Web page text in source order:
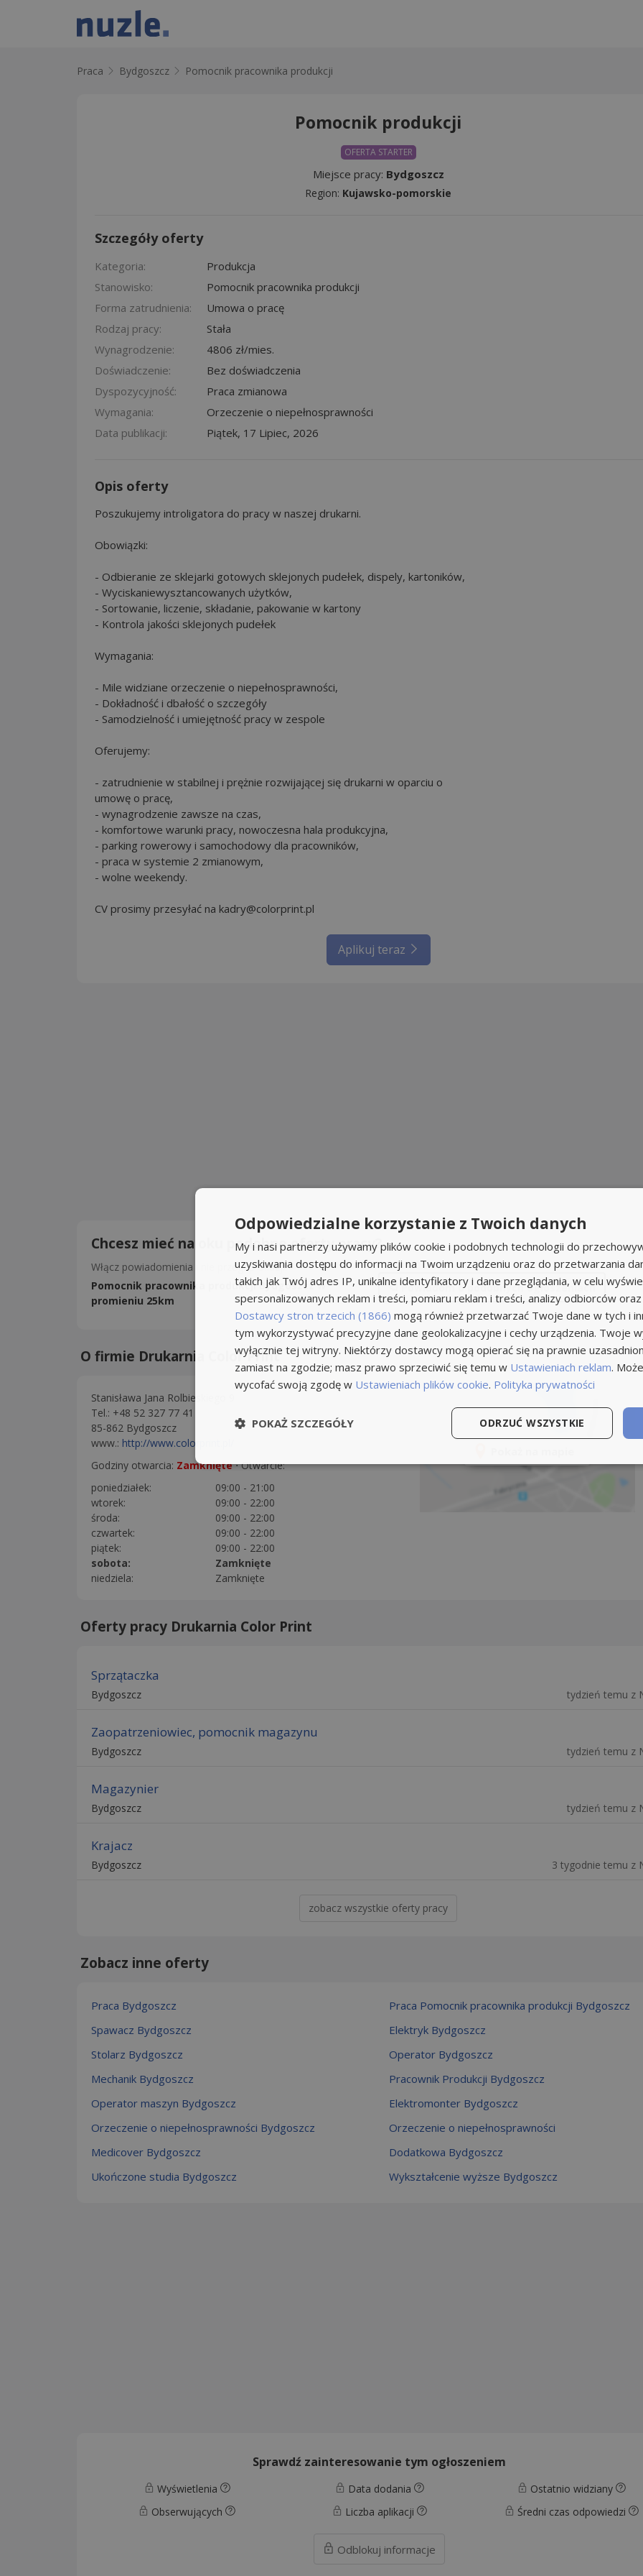
Praca Bydgoszcz Pomocnik pracownika produkcji
Pomocnik produkcji
OFERTA STARTER
Miejsce pracy: Bydgoszcz
Region: Kujawsko-pomorskie
Szczegóły oferty
Kategoria:
Produkcja
Stanowisko:
Pomocnik pracownika produkcji
Forma zatrudnienia:
Umowa o pracę
Rodzaj pracy:
Stała
Wynagrodzenie:
4806 zł/mies.
Doświadczenie:
Bez doświadczenia
Dyspozycyjność:
Praca zmianowa
Wymagania:
Orzeczenie o niepełnosprawności
Data publikacji:
Piątek, 17 Lipiec, 2026
Opis oferty
Poszukujemy introligatora do pracy w naszej drukarni.
Obowiązki:
- Odbieranie ze sklejarki gotowych sklejonych pudełek, dispely, kartoników,
- Wyciskaniewysztancowanych użytków,
- Sortowanie, liczenie, składanie, pakowanie w kartony
- Kontrola jakości sklejonych pudełek
Wymagania:
- Mile widziane orzeczenie o niepełnosprawności,
- Dokładność i dbałość o szczegóły
- Samodzielność i umiejętność pracy w zespole
Oferujemy:
- zatrudnienie w stabilnej i prężnie rozwijającej się drukarni w oparciu o
umowę o pracę,
- wynagrodzenie zawsze na czas,
- komfortowe warunki pracy, nowoczesna hala produkcyjna,
- parking rowerowy i samochodowy dla pracowników,
- praca w systemie 2 zmianowym,
- wolne weekendy.
CV prosimy przesyłać na kadry@colorprint.pl
Aplikuj teraz
Chcesz mieć na oku podobne oferty pracy?
Włącz powiadomienia i nie przegap okazji!
Pomocnik pracownika produkcji Bydgoszcz w
promieniu 25km
Powiadomo podobnych ogłoszeniach
O firmie Drukarnia Color Print
Stanisława Jana Rolbieskiego 9
Tel.: +48 52 327 77 41
85-862 Bydgoszcz
www.: http://www.colorprint.pl/
Godziny otwarcia: Zamknięte⋅Otwarcie:
poniedziałek:
09:00 - 21:00
wtorek:
09:00 - 22:00
środa:
09:00 - 22:00
czwartek:
09:00 - 22:00
piątek:
09:00 - 22:00
sobota:
Zamknięte
niedziela:
Zamknięte
Oferty pracy Drukarnia Color Print
Sprzątaczka
Bydgoszcz tydzień temu z
Zaopatrzeniowiec, pomocnik magazynu
Bydgoszcz tydzień temu z
Magazynier
Bydgoszcz tydzień temu z
Krajacz
Bydgoszcz 3 tygodnie temu z
zobacz wszystkie oferty pracy
Zobacz inne oferty
Praca Bydgoszcz
Praca Pomocnik pracownika produkcji Bydgoszcz
Spawacz Bydgoszcz
Elektryk Bydgoszcz
Stolarz Bydgoszcz
Operator Bydgoszcz
Mechanik Bydgoszcz
Pracownik Produkcji Bydgoszcz
Operator maszyn Bydgoszcz
Elektromonter Bydgoszcz
Orzeczenie o niepełnosprawności Bydgoszcz
Orzeczenie o niepełnosprawności
Medicover Bydgoszcz
Dodatkowa Bydgoszcz
Ukończone studia Bydgoszcz
Wykształcenie wyższe Bydgoszcz
Sprawdź zainteresowanie tym ogłoszeniem
Wyświetlenia Data dodania
Ostatnio widziany
Obserwujących
Liczba aplikacji Średni czas odpowiedzi
Odblokuj informacje
Odpowiedzialne korzystanie z Twoich danych
My i nasi partnerzy używamy plików cookie i podobnych technologii do
uzyskiwania dostępu do informacji na Twoim urządzeniu oraz do przetwarzania
takich jak Twój adres IP, unikalne identyfikatory i dane przeglądania, w celu
spersonalizowanych reklam i treści, pomiaru reklam i treści, analizy odbiorców oraz
Dostawcy stron trzecich (1866) mogą również przetwarzać Twoje dane w tych i
tym wykorzystywać precyzyjne dane geolokalizacyjne i cechy urządzenia. Twoje
wyłącznie tej witryny. Niektórzy dostawcy mogą opierać się na prawnie
zamiast na zgodzie; masz prawo sprzeciwić się temu w Ustawieniach reklam.
wycofać swoją zgodę w Ustawieniach plików cookie. Polityka prywatności
ODRZUĆ WSZYSTKIE
POKAŻ SZCZEGÓŁY